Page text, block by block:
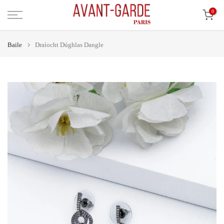
Léim
0
Baile Draíocht Dúghlas Dangle